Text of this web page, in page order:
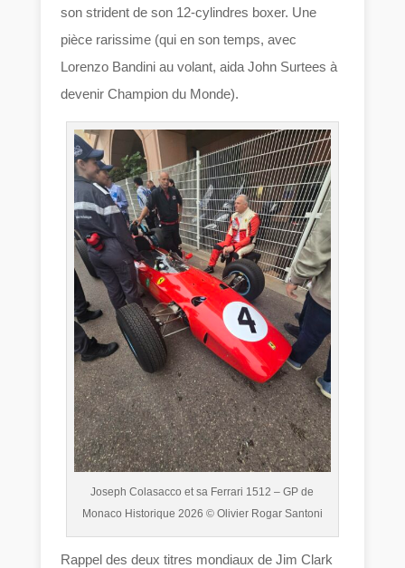
son strident de son 12-cylindres boxer. Une
pièce rarissime (qui en son temps, avec
Lorenzo Bandini au volant, aida John Surtees à
devenir Champion du Monde).
Joseph Colasacco et sa Ferrari 1512 – GP de
Monaco Historique 2026 © Olivier Rogar Santoni
Rappel des deux titres mondiaux de Jim Clark